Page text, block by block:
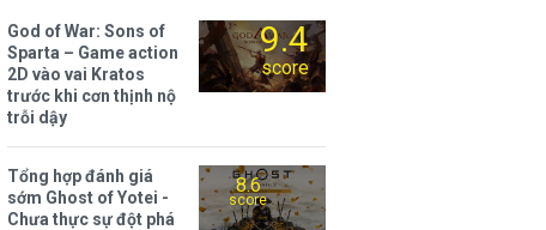
9.4
score
God of War: Sons of
Sparta – Game action
2D vào vai Kratos
trước khi cơn thịnh nộ
trỗi dậy
8.6
score
Tổng hợp đánh giá
sớm Ghost of Yotei -
Chưa thực sự đột phá